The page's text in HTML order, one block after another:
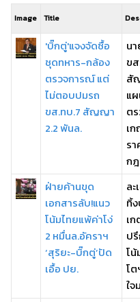
Image Title
'บิ๊กตู่'แจงจัดซื้อ
ชุดทหาร-กล้อง
ตรวจการณ์ แต่
ไม่ตอบปมรถ
ขส.ทบ.7 สัญญา
2.2 พันล.
น
ข
สั
แ
ต
เ
ร
ก
ฝ่ายค้านขุด
เอกสารลับ!แนว
โน้มไทยแพ้ค่าโง่
2 หมื่นล.อัคราฯ
‘สุริยะ-บิ๊กตู่’ปัด
เอื้อ ปย.
ล
ทิ้
เ
ป
โ
โต
ใจ